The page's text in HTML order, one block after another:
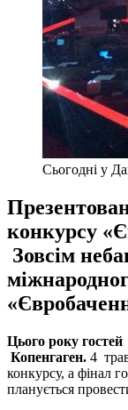
Cьогодні у
конкурсу
Зовсім
Цього року гостей
Копенгаген. 4
конкурсу, а фінал
планується